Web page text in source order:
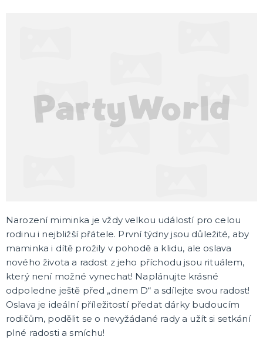
SVATBA
Svatby v barvách
Korunky a čelenky
Balónky na rozlučku
Party nádobí
Brýle na rozlučku
Dárkové tašky
Fotokoutek
Girlandy na rozlučku
Konfety na rozlučku
Podvazky a placky s nápisem
Dekorace na rozlučku
Doplňky pro budoucí nevěstu
Doplňky pro družičky
Doplňky pro budoucího ženicha
Doplňky pro mládence
Hry na rozlučku se svobodou
Deskové hry
Karetní hry
Společenské hry na párty
Strategické deskové hry
Logické hry - pro děti i dospělé
Vědomostní hry - pro dva a více hráčů
Společenské deskové hry pro dva hráče
Erotické deskové hry pro dospělé
Hry a hlavolamy
Retro stolní hry
Deskové a karetní hry pro děti
Rychlé a zběsilé hry na postřeh!
Sportovní deskové hry
DALŠÍ KATEGORIE
Narození miminka je vždy velkou událostí pro celou
rodinu i nejbližší přátele. První týdny jsou důležité, aby
maminka i dítě prožily v pohodě a klidu, ale oslava
nového života a radost z jeho příchodu jsou rituálem,
který není možné vynechat! Naplánujte krásné
odpoledne ještě před „dnem D“ a sdílejte svou radost!
Oslava je ideální příležitostí předat dárky budoucím
rodičům, podělit se o nevyžádané rady a užít si setkání
plné radosti a smíchu!